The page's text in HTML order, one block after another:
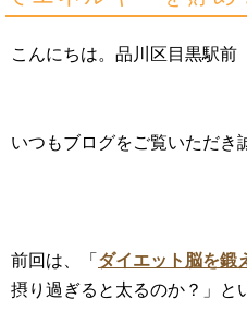
こんにちは。品川区目黒駅前
いつもブログをご覧いただき
前回は、「 ダイエット脳を鍛
摂り過ぎると太るのか？」と